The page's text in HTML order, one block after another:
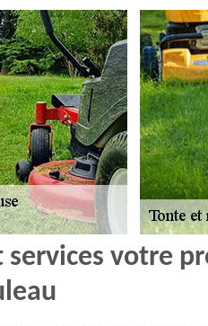
votre